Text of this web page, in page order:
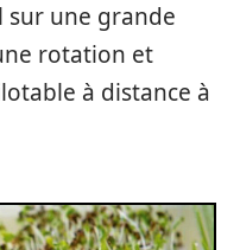
une grande
rotation et
à distance à